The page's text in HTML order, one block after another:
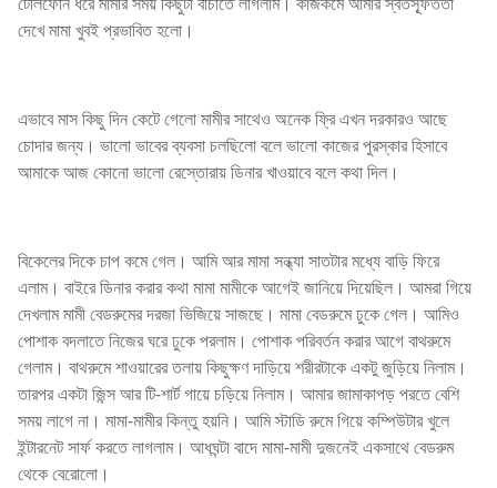
দেখে মামা খুবই প্রভাবিত হলো।
এভাবে মাস কিছু দিন কেটে গেলো মামীর সাথেও অনেক ফ্রি এখন দরকারও আছে
চোদার জন্য। ভালো ভাবের ব্যবসা চলছিলো বলে ভালো কাজের পুরস্কার হিসাবে
আমাকে আজ কোনো ভালো রেস্তোরায় ডিনার খাওয়াবে বলে কথা দিল।
বিকেলের দিকে চাপ কমে গেল। আমি আর মামা সন্ধ্যা সাতটার মধ্যে বাড়ি ফিরে
এলাম। বাইরে ডিনার করার কথা মামা মামীকে আগেই জানিয়ে দিয়েছিল। আমরা গিয়ে
দেখলাম মামী বেডরুমের দরজা ভিজিয়ে সাজছে। মামা বেডরুমে ঢুকে গেল। আমিও
পোশাক বদলাতে নিজের ঘরে ঢুকে পরলাম। পোশাক পরিবর্তন করার আগে বাথরুমে
গেলাম। বাথরুমে শাওয়ারের তলায় কিছুক্ষণ দাড়িয়ে শরীরটাকে একটু জুড়িয়ে নিলাম।
তারপর একটা জিন্স আর টি-শার্ট গায়ে চড়িয়ে নিলাম। আমার জামাকাপড় পরতে বেশি
সময় লাগে না। মামা-মামীর কিন্তু হয়নি। আমি স্টাডি রুমে গিয়ে কম্পিউটার খুলে
ইন্টারনেট সার্ফ করতে লাগলাম। আধঘন্টা বাদে মামা-মামী দুজনেই একসাথে বেডরুম
থেকে বেরোলো।